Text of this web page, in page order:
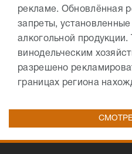
рекламе. Обновлённая
запреты,
алкогольной
винодельческим
разрешено
границах региона